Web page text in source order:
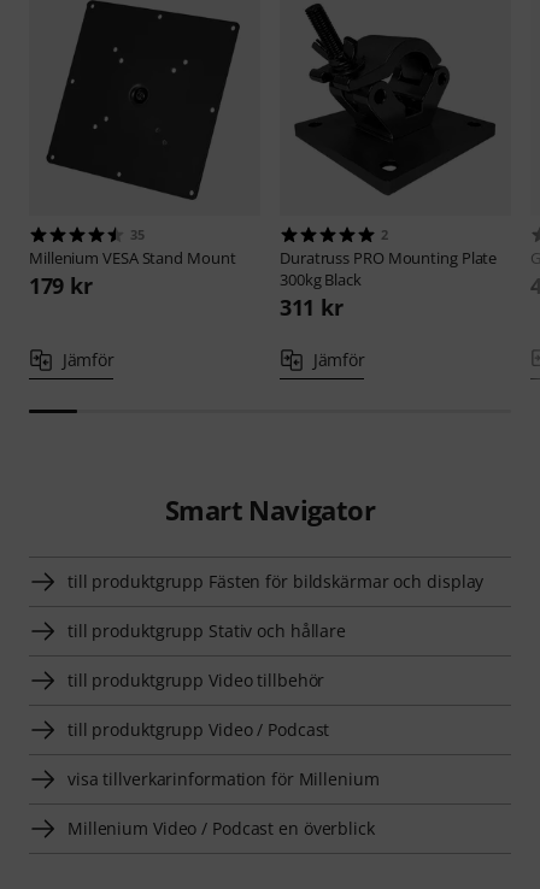
35
Millenium VESA Stand Mount
179 kr
Jämför
2
Duratruss PRO Mounting Plate
300kg Black
311 kr
Jämför
Smart Navigator
till produktgrupp Fästen för bildskärmar och display
till produktgrupp Stativ och hållare
till produktgrupp Video tillbehör
till produktgrupp Video / Podcast
visa tillverkarinformation för Millenium
Millenium Video / Podcast en överblick